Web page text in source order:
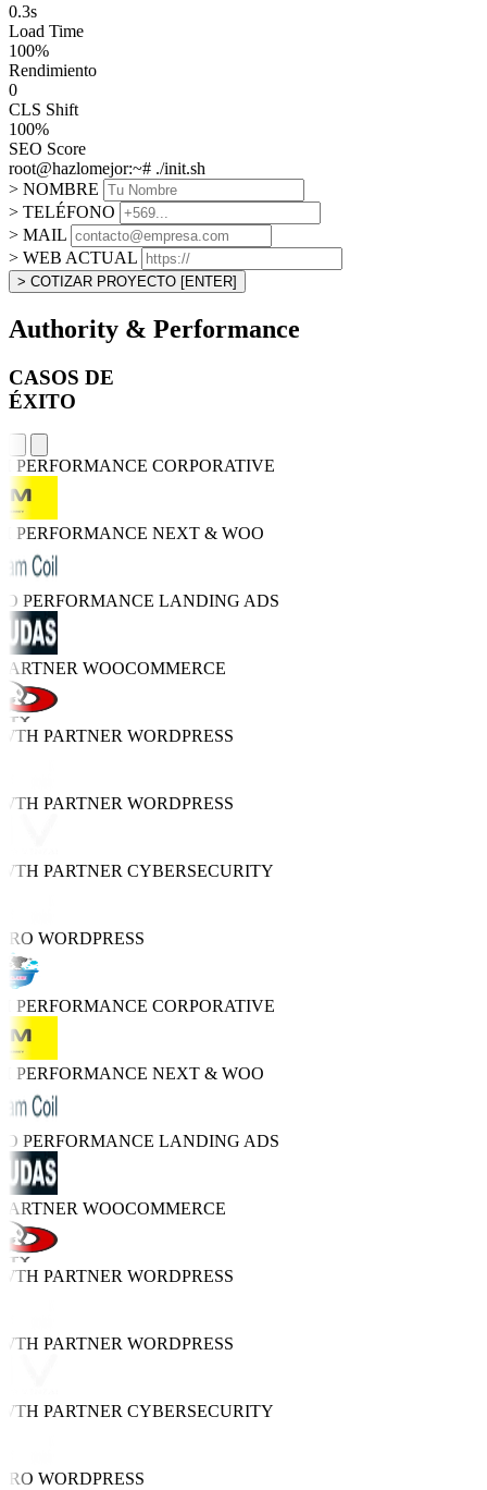
0.3s
Load Time
100%
Rendimiento
0
CLS Shift
100%
SEO Score
root@hazlomejor:~# ./init.sh
> NOMBRE
> TELÉFONO
> MAIL
> WEB ACTUAL
> COTIZAR PROYECTO [ENTER]
Authority & Performance
CASOS DE
ÉXITO
PERFORMANCECORPORATIVE
PERFORMANCENEXT & WOO
PERFORMANCELANDING ADS
WOOCOMMERCE
PARTNERWORDPRESS
PARTNERWORDPRESS
PARTNERCYBERSECURITY
WORDPRESS
PERFORMANCECORPORATIVE
PERFORMANCENEXT & WOO
PERFORMANCELANDING ADS
WOOCOMMERCE
PARTNERWORDPRESS
PARTNERWORDPRESS
PARTNERCYBERSECURITY
WORDPRESS